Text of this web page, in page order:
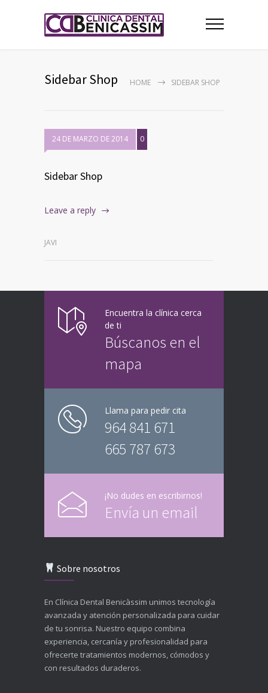
Sidebar Shop HOME SIDEBAR SHOP
24 DE MARZO DE 2014 0
Sidebar Shop
Leave a reply
JAVI
Encuentra la clínica cerca
de ti
Búscanos en el
mapa
Llama para pedir cita
964 841 671
665 787 673
¡No dudes en escribirnos!
Envía un email
Sobre nosotros
En Clínica Dental Benicàssim unimos tecnología
avanzada y atención personalizada para cuidar
de tu sonrisa. Nuestro equipo combina
experiencia, cercanía y profesionalidad para
ofrecerte tratamientos modernos, cómodos y
con resultados duraderos.